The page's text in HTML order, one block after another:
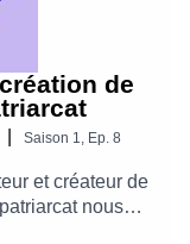
de
Saison 1 Ep. 8
et créateur de
nous
et